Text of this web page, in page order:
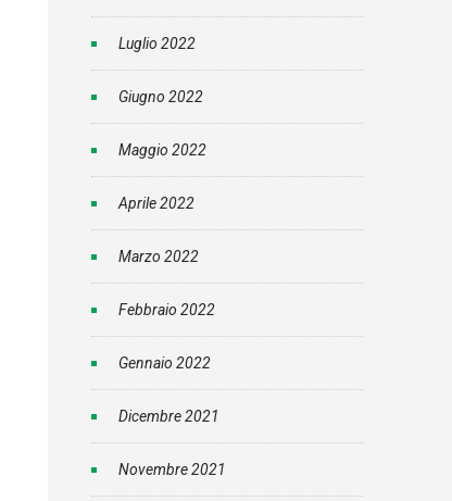
Luglio 2022
Giugno 2022
Maggio 2022
Aprile 2022
Marzo 2022
Febbraio 2022
Gennaio 2022
Dicembre 2021
Novembre 2021